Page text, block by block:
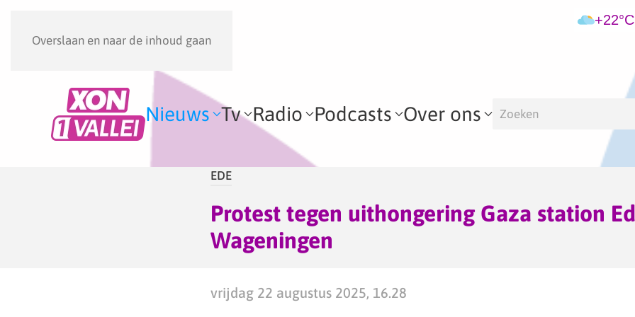
Overslaan en naar de inhoud gaan
+22°C
Nieuws Tv Radio Podcasts Over ons
EDE
Protest tegen uithongering Gaza station
Wageningen
vrijdag 22 augustus 2025, 16.28